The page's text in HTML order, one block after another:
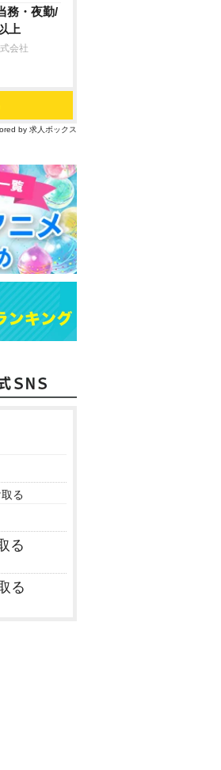
務・夜勤/
上
会社
by 求人ボックス
る
る
る